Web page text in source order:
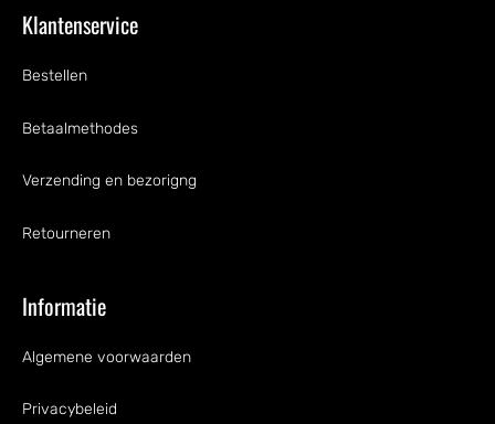
Klantenservice
Bestellen
Betaalmethodes
Verzending en bezorigng
Retourneren
Informatie
Algemene voorwaarden
Privacybeleid